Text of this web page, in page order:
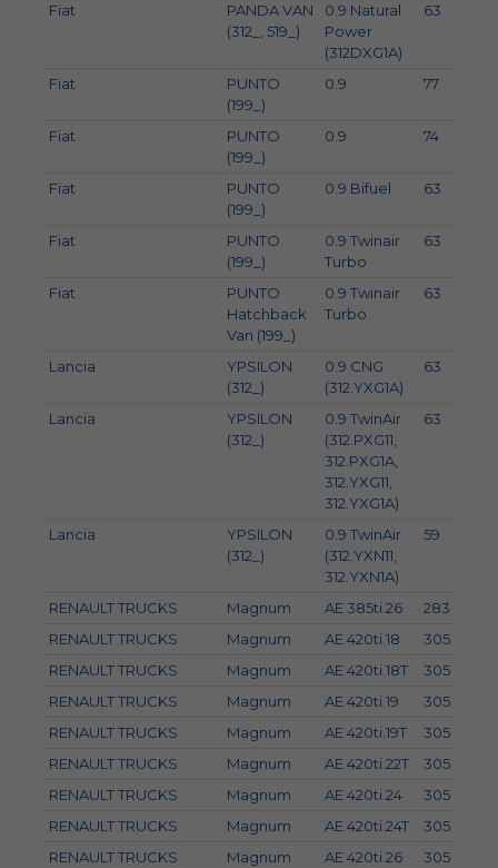
Fiat
PANDA VAN
(312_, 519_)
0.9 Natural
Power
(312DXG1A)
63
Fiat
PUNTO
(199_)
0.9 77
Fiat
PUNTO
(199_)
0.9 74
Fiat
PUNTO
(199_)
0.9 Bifuel 63
Fiat
PUNTO
(199_)
0.9 Twinair
Turbo
63
Fiat
PUNTO
Hatchback
Van (199_)
0.9 Twinair
Turbo
63
Lancia
YPSILON
(312_)
0.9 CNG
(312.YXG1A)
63
Lancia
YPSILON
(312_)
0.9 TwinAir
(312.PXG11,
312.PXG1A,
312.YXG11,
312.YXG1A)
63
Lancia
YPSILON
(312_)
0.9 TwinAir
(312.YXN11,
312.YXN1A)
59
RENAULT TRUCKS Magnum AE 385ti.26 283
RENAULT TRUCKS
Magnum AE 420ti.18 305
RENAULT TRUCKS
Magnum AE 420ti.18T 305
RENAULT TRUCKS
Magnum AE 420ti.19 305
RENAULT TRUCKS
Magnum AE 420ti.19T 305
RENAULT TRUCKS
Magnum AE 420ti.22T 305
RENAULT TRUCKS
Magnum AE 420ti.24 305
RENAULT TRUCKS
Magnum AE 420ti.24T 305
RENAULT TRUCKS
Magnum AE 420ti.26 305